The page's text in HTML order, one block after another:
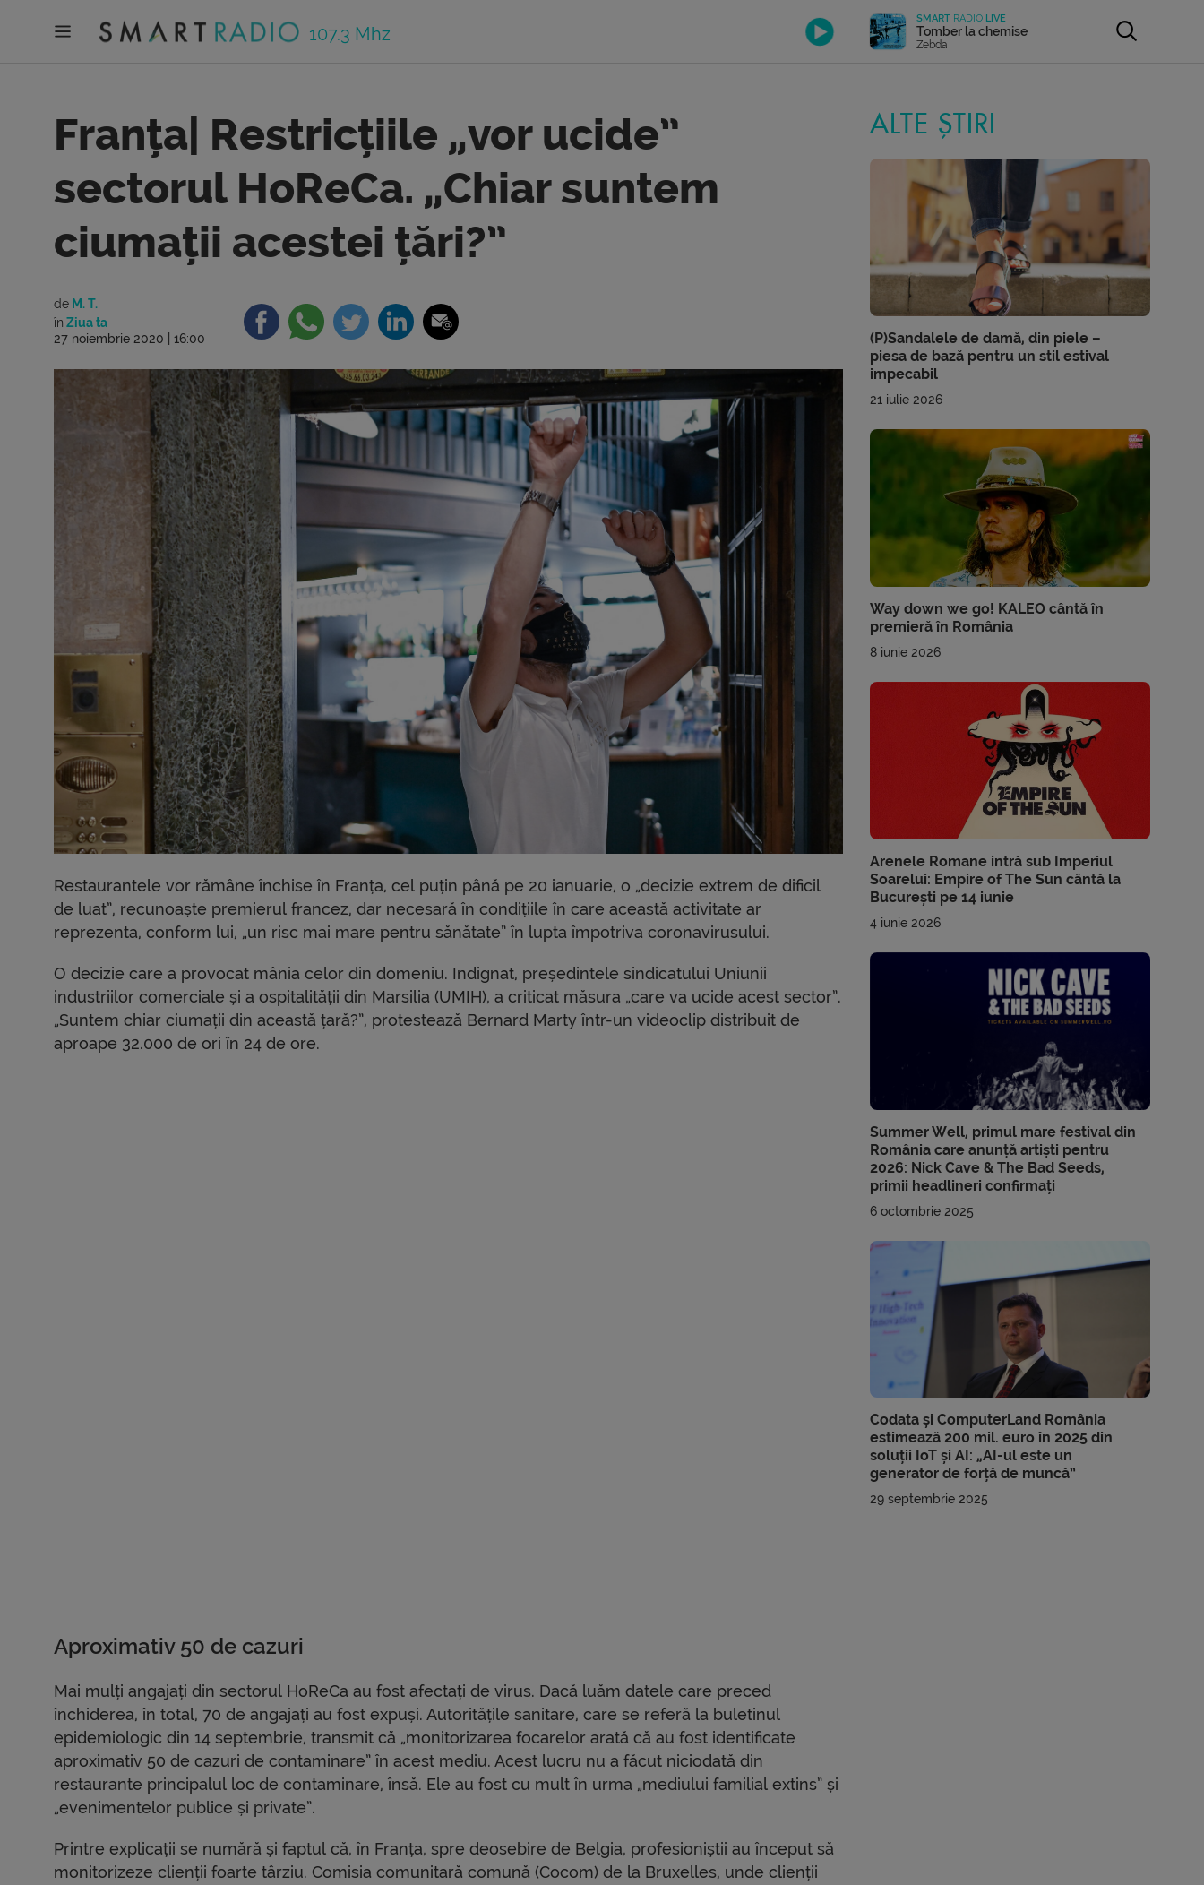
107.3 Mhz
SMART RADIO LIVE
Tomber la chemise
Zebda
Franța| Restricțiile „vor ucide”
sectorul HoReCa. „Chiar suntem
ciumații acestei țări?”
de M. T.
în Ziua ta
27 noiembrie 2020 | 16:00
Restaurantele vor rămâne închise în Franța, cel puțin până pe 20 ianuarie, o „decizie extrem de dificil
de luat”, recunoaște premierul francez, dar necesară în condițiile în care această activitate ar
reprezenta, conform lui, „un risc mai mare pentru sănătate” în lupta împotriva coronavirusului.
O decizie care a provocat mânia celor din domeniu. Indignat, președintele sindicatului Uniunii
industriilor comerciale și a ospitalității din Marsilia (UMIH), a criticat măsura „care va ucide acest sector”.
„Suntem chiar ciumații din această țară?”, protestează Bernard Marty într-un videoclip distribuit de
aproape 32.000 de ori în 24 de ore.
Aproximativ 50 de cazuri
Mai mulți angajați din sectorul HoReCa au fost afectați de virus. Dacă luăm datele care preced
închiderea, în total, 70 de angajați au fost expuși. Autoritățile sanitare, care se referă la buletinul
epidemiologic din 14 septembrie, transmit că „monitorizarea focarelor arată că au fost identificate
aproximativ 50 de cazuri de contaminare” în acest mediu. Acest lucru nu a făcut niciodată din
restaurante principalul loc de contaminare, însă. Ele au fost cu mult în urma „mediului familial extins” și
„evenimentelor publice și private”.
Printre explicații se numără și faptul că, în Franța, spre deosebire de Belgia, profesioniștii au început să
monitorizeze clienții foarte târziu. Comisia comunitară comună (Cocom) de la Bruxelles, unde clienții
ALTE ȘTIRI
(P)Sandalele de damă, din piele –
piesa de bază pentru un stil estival
impecabil
21 iulie 2026
Way down we go! KALEO cântă în
premieră în România
8 iunie 2026
Arenele Romane intră sub Imperiul
Soarelui: Empire of The Sun cântă la
București pe 14 iunie
4 iunie 2026
Summer Well, primul mare festival din
România care anunță artiști pentru
2026: Nick Cave & The Bad Seeds,
primii headlineri confirmați
6 octombrie 2025
Codata și ComputerLand România
estimează 200 mil. euro în 2025 din
soluții IoT și AI: „AI-ul este un
generator de forță de muncă”
29 septembrie 2025